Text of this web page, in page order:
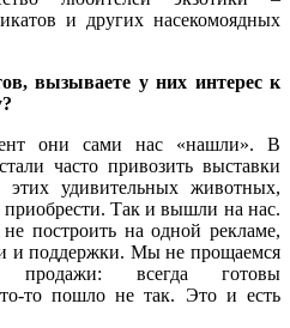
и других насекомоядных
вызываете у них интерес к
они сами нас «нашли». В
часто привозить выставки
удивительных животных,
Так и вышли на нас.
построить на одной рекламе,
и поддержки. Мы не прощаемся
всегда готовы
пошло не так. Это и есть